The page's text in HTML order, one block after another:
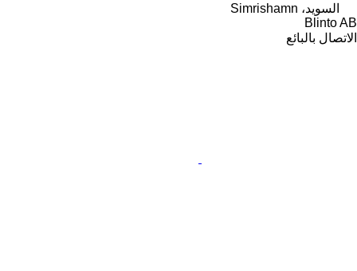
السويد، Simrishamn
Blinto AB
الاتصال بالبائع